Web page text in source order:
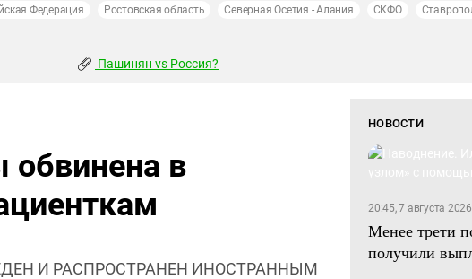
Федерация Ростовская область Северная Осетия - Алания СКФО
Пашинян vs Россия?
обвинена в
И РАСПРОСТРАНЕН ИНОСТРАННЫМ
НОВОСТИ
20:45, 7 августа 2026
Менее трети
получили